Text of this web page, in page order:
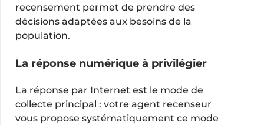
recensement permet de prendre des
décisions adaptées aux besoins de la
population.
La réponse numérique à privilégier
La réponse par Internet est le mode de
collecte principal : votre agent recenseur
vous propose systématiquement ce mode